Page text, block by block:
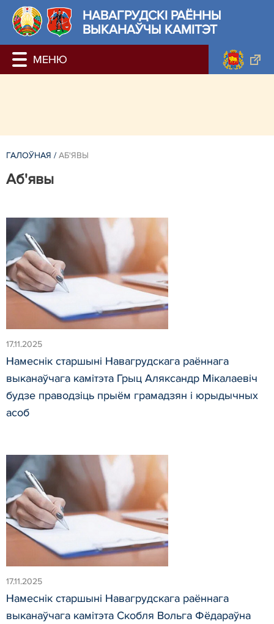
НАВАГРУДСКІ РАЁННЫ
ВЫКАНАЎЧЫ КАМІТЭТ
ГАЛОЎНАЯ / АБ'ЯВЫ
Аб'явы
17.11.2025
Намеснік старшыні Навагрудскага раённага
выканаўчага камітэта Грыц Аляксандр Мікалаевіч
будзе праводзіць прыём грамадзян і юрыдычных
асоб
17.11.2025
Намеснік старшыні Навагрудскага раённага
выканаўчага камітэта Скобля Вольга Фёдараўна